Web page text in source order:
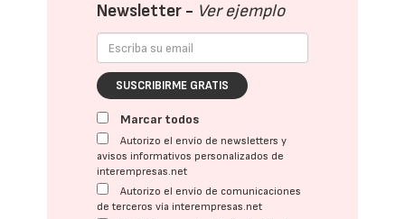
Newsletter - Ver ejemplo
SUSCRIBIRME GRATIS
Marcar todos
Autorizo el envío de newsletters y
avisos informativos personalizados de
interempresas.net
Autorizo el envío de comunicaciones
de terceros vía interempresas.net